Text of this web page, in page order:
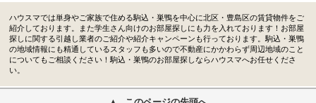
ハウスマでは単身やご家族で住める駒込・巣鴨を中心に北区・豊島区の賃貸物件をご
紹介しております。また学生さん向けのお部屋探しにも力を入れております！お部屋
探しに関する引越し業者のご紹介や紹介キャンペーンも行っております。駒込・巣鴨
の地域情報にも精通しているスタッフも多いので不動産にかかわらず周辺地域のこと
についてもご相談ください！駒込・巣鴨のお部屋探しならハウスマへお任せくださ
い。